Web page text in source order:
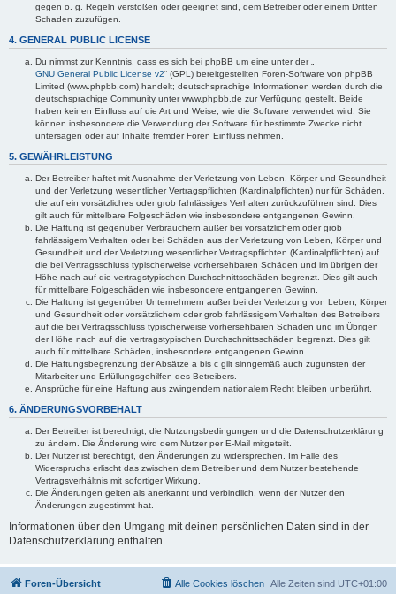
gegen o. g. Regeln verstoßen oder geeignet sind, dem Betreiber oder einem Dritten
Schaden zuzufügen.
4. GENERAL PUBLIC LICENSE
Du nimmst zur Kenntnis, dass es sich bei phpBB um eine unter der „
GNU General Public License v2“ (GPL) bereitgestellten Foren-Software von phpBB
Limited (www.phpbb.com) handelt; deutschsprachige Informationen werden durch die
deutschsprachige Community unter www.phpbb.de zur Verfügung gestellt. Beide
haben keinen Einfluss auf die Art und Weise, wie die Software verwendet wird. Sie
können insbesondere die Verwendung der Software für bestimmte Zwecke nicht
untersagen oder auf Inhalte fremder Foren Einfluss nehmen.
5. GEWÄHRLEISTUNG
Der Betreiber haftet mit Ausnahme der Verletzung von Leben, Körper und Gesundheit
und der Verletzung wesentlicher Vertragspflichten (Kardinalpflichten) nur für Schäden,
die auf ein vorsätzliches oder grob fahrlässiges Verhalten zurückzuführen sind. Dies
gilt auch für mittelbare Folgeschäden wie insbesondere entgangenen Gewinn.
Die Haftung ist gegenüber Verbrauchern außer bei vorsätzlichem oder grob
fahrlässigem Verhalten oder bei Schäden aus der Verletzung von Leben, Körper und
Gesundheit und der Verletzung wesentlicher Vertragspflichten (Kardinalpflichten) auf
die bei Vertragsschluss typischerweise vorhersehbaren Schäden und im übrigen der
Höhe nach auf die vertragstypischen Durchschnittsschäden begrenzt. Dies gilt auch
für mittelbare Folgeschäden wie insbesondere entgangenen Gewinn.
Die Haftung ist gegenüber Unternehmern außer bei der Verletzung von Leben, Körper
und Gesundheit oder vorsätzlichem oder grob fahrlässigem Verhalten des Betreibers
auf die bei Vertragsschluss typischerweise vorhersehbaren Schäden und im Übrigen
der Höhe nach auf die vertragstypischen Durchschnittsschäden begrenzt. Dies gilt
auch für mittelbare Schäden, insbesondere entgangenen Gewinn.
Die Haftungsbegrenzung der Absätze a bis c gilt sinngemäß auch zugunsten der
Mitarbeiter und Erfüllungsgehilfen des Betreibers.
Ansprüche für eine Haftung aus zwingendem nationalem Recht bleiben unberührt.
6. ÄNDERUNGSVORBEHALT
Der Betreiber ist berechtigt, die Nutzungsbedingungen und die Datenschutzerklärung
zu ändern. Die Änderung wird dem Nutzer per E-Mail mitgeteilt.
Der Nutzer ist berechtigt, den Änderungen zu widersprechen. Im Falle des
Widerspruchs erlischt das zwischen dem Betreiber und dem Nutzer bestehende
Vertragsverhältnis mit sofortiger Wirkung.
Die Änderungen gelten als anerkannt und verbindlich, wenn der Nutzer den
Änderungen zugestimmt hat.
Informationen über den Umgang mit deinen persönlichen Daten sind in der
Datenschutzerklärung enthalten.
Foren-Übersicht Alle Zeiten sind UTC+01:00
Alle Cookies löschen